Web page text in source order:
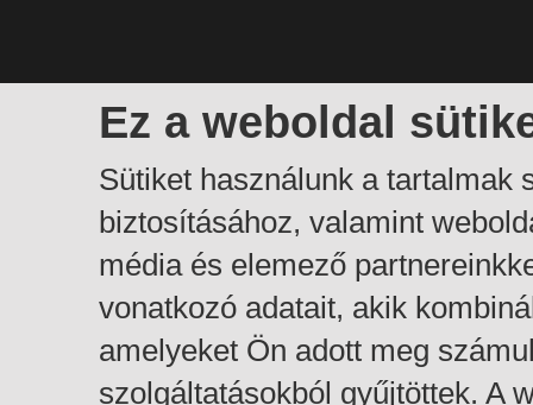
Ez a weboldal
Sütiket használunk a tartalmak
biztosításához, valamint
média és elemező
vonatkozó adatait, akik
amelyeket Ön adott meg
szolgáltatásokból gyűjtöttek. A